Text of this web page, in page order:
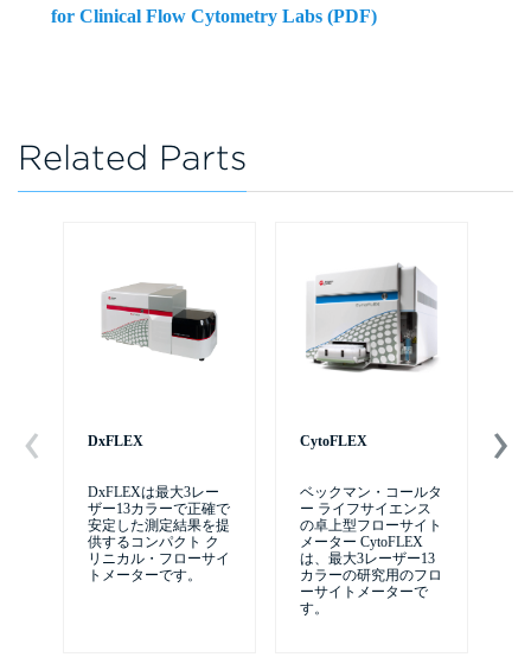
for Clinical Flow Cytometry Labs (PDF)
Related Parts
DxFLEX
DxFLEXは最大3レー
ザー13カラーで正確で
安定した測定結果を提
供するコンパクト ク
リニカル・フローサイ
トメーターです。
CytoFLEX
ベックマン・コールタ
ー ライフサイエンス
の卓上型フローサイト
メーター CytoFLEX
は、最大3レーザー13
カラーの研究用のフロ
ーサイトメーターで
す。